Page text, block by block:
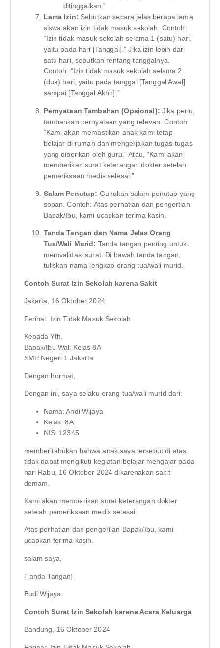
ditinggalkan.”
Lama Izin: Sebutkan secara jelas berapa lama
siswa akan izin tidak masuk sekolah. Contoh:
“Izin tidak masuk sekolah selama 1 (satu) hari,
yaitu pada hari [Tanggal].” Jika izin lebih dari
satu hari, sebutkan rentang tanggalnya.
Contoh: “Izin tidak masuk sekolah selama 2
(dua) hari, yaitu pada tanggal [Tanggal Awal]
sampai [Tanggal Akhir].”
Pernyataan Tambahan (Opsional): Jika perlu,
tambahkan pernyataan yang relevan. Contoh:
“Kami akan memastikan anak kami tetap
belajar di rumah dan mengerjakan tugas-tugas
yang diberikan oleh guru.” Atau, “Kami akan
memberikan surat keterangan dokter setelah
pemeriksaan medis selesai.”
Salam Penutup: Gunakan salam penutup yang
sopan. Contoh: Atas perhatian dan pengertian
Bapak/Ibu, kami ucapkan terima kasih.
Tanda Tangan dan Nama Jelas Orang
Tua/Wali Murid: Tanda tangan penting untuk
memvalidasi surat. Di bawah tanda tangan,
tuliskan nama lengkap orang tua/wali murid.
Contoh Surat Izin Sekolah karena Sakit
Jakarta, 16 Oktober 2024
Perihal: Izin Tidak Masuk Sekolah
Kepada Yth.
Bapak/Ibu Wali Kelas 8A
SMP Negeri 1 Jakarta
Dengan hormat,
Dengan ini, saya selaku orang tua/wali murid dari:
Nama: Andi Wijaya
Kelas: 8A
NIS: 12345
memberitahukan bahwa anak saya tersebut di atas
tidak dapat mengikuti kegiatan belajar mengajar pada
hari Rabu, 16 Oktober 2024 dikarenakan sakit
demam.
Kami akan memberikan surat keterangan dokter
setelah pemeriksaan medis selesai.
Atas perhatian dan pengertian Bapak/Ibu, kami
ucapkan terima kasih.
salam saya,
[Tanda Tangan]
Budi Wijaya
Contoh Surat Izin Sekolah karena Acara Keluarga
Bandung, 16 Oktober 2024